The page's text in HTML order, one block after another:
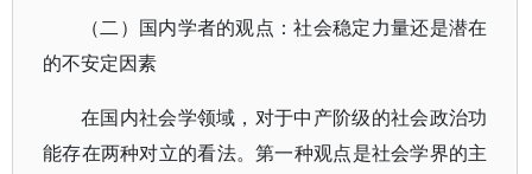
（二）国内学者的观点：社会稳定力量还是潜在
的不安定因素
在国内社会学领域，对于中产阶级的社会政治功
能存在两种对立的看法。第一种观点是社会学界的主